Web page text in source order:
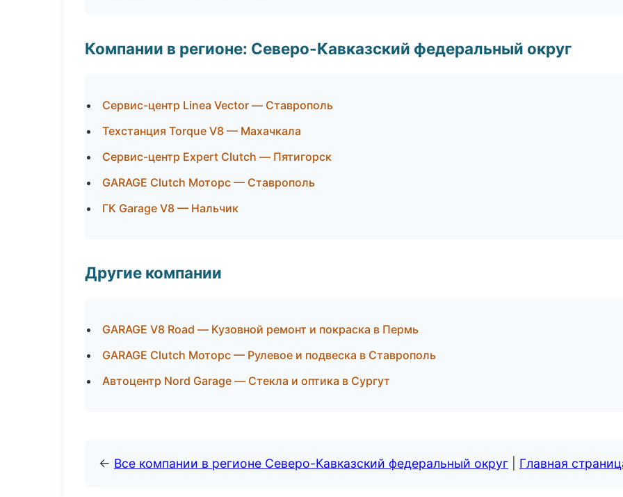
Компании в регионе: Северо-Кавказский федеральный округ
Сервис-центр Linea Vector — Ставрополь
Техстанция Torque V8 — Махачкала
Сервис-центр Expert Clutch — Пятигорск
GARAGE Clutch Моторс — Ставрополь
ГК Garage V8 — Нальчик
Другие компании
GARAGE V8 Road — Кузовной ремонт и покраска в Пермь
GARAGE Clutch Моторс — Рулевое и подвеска в Ставрополь
Автоцентр Nord Garage — Стекла и оптика в Сургут
← Все компании в регионе Северо-Кавказский федеральный округ Главная